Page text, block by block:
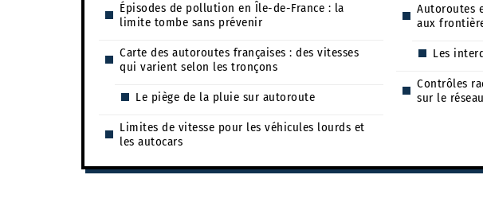
Épisodes de pollution en Île-de-France : la
limite tombe sans prévenir
Carte des autoroutes françaises : des vitesses
qui varient selon les tronçons
Le piège de la pluie sur autoroute
Limites de vitesse pour les véhicules lourds et
les autocars
Autoroutes
aux
Les
Contrôles
sur le